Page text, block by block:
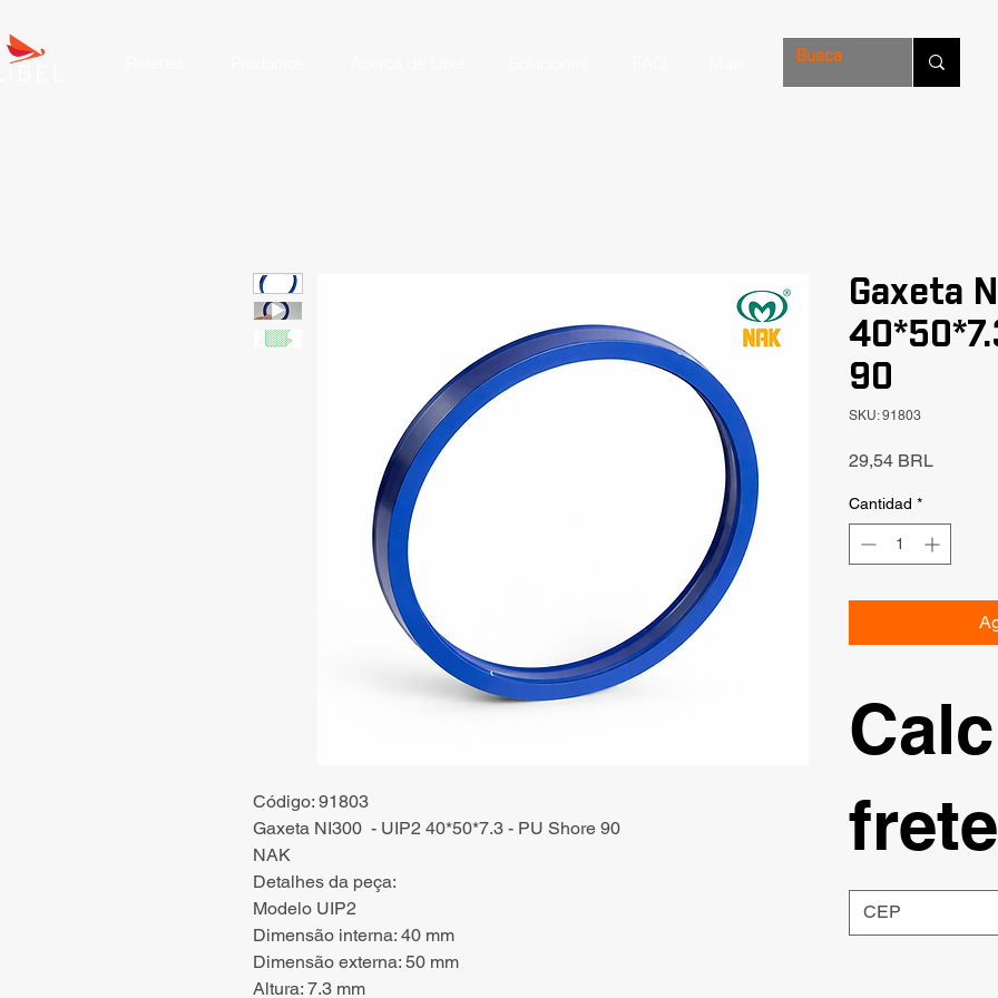
Código: 91803
Gaxeta NI300 - UIP2 40*50*7.3 - PU Shore 90
NAK
Detalhes da peça:
Modelo UIP2
Dimensão interna: 40 mm
Dimensão externa: 50 mm
Altura: 7.3 mm
Gaxeta
90
SKU: 91803
29,54 BRLPrecio
Cantidad *
frete